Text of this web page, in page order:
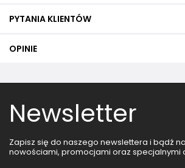
PYTANIA KLIENTÓW
OPINIE
Newsletter
Zapisz się do naszego newslettera i bądź
nowościami, promocjami oraz specjalnymi